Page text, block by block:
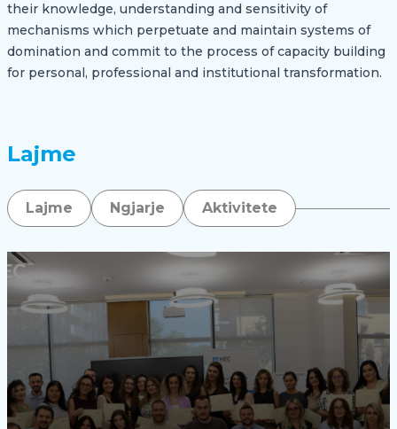
their knowledge, understanding and sensitivity of
mechanisms which perpetuate and maintain systems of
domination and commit to the process of capacity building
for personal, professional and institutional transformation.
Lajme
Lajme Ngjarje Aktivitete